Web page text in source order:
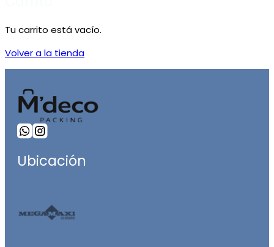
Tu carrito está vacío.
Volver a la tienda
Ubicación